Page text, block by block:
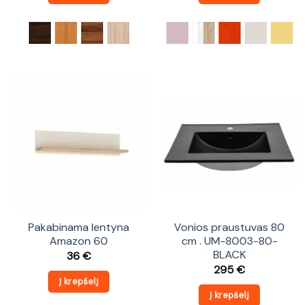
Pakabinama lentyna
Amazon 60
36€
Į krepšelį
Vonios praustuvas 80
cm . UM-8003-80-
BLACK
295€
Į krepšelį